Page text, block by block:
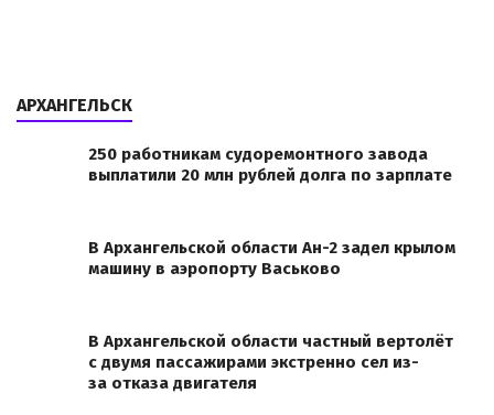
АРХАНГЕЛЬСК
250 работникам судоремонтного завода
выплатили 20 млн рублей долга по зарплате
В Архангельской области Ан-2 задел крылом
машину в аэропорту Васьково
В Архангельской области частный вертолёт
с двумя пассажирами экстренно сел из-
за отказа двигателя